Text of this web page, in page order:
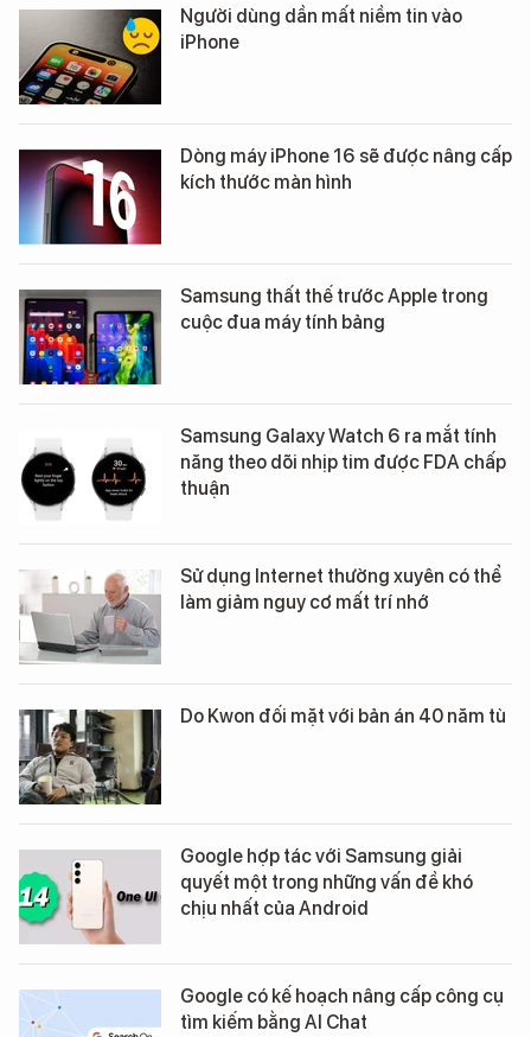
Người dùng dần mất niềm tin vào
iPhone
Dòng máy iPhone 16 sẽ được nâng cấp
kích thước màn hình
Samsung thất thế trước Apple trong
cuộc đua máy tính bảng
Samsung Galaxy Watch 6 ra mắt tính
năng theo dõi nhịp tim được FDA chấp
thuận
Sử dụng Internet thường xuyên có thể
làm giảm nguy cơ mất trí nhớ
Do Kwon đối mặt với bản án 40 năm tù
Google hợp tác với Samsung giải
quyết một trong những vấn đề khó
chịu nhất của Android
Google có kế hoạch nâng cấp công cụ
tìm kiếm bằng AI Chat